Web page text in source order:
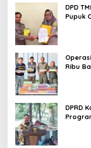
DPD
Pupuk
Ribu
DPRD